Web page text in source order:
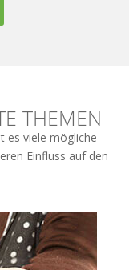
THEMEN
es viele mögliche
Einfluss auf den